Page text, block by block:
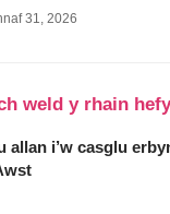
31, 2026
weld y rhain
allan i’w casglu